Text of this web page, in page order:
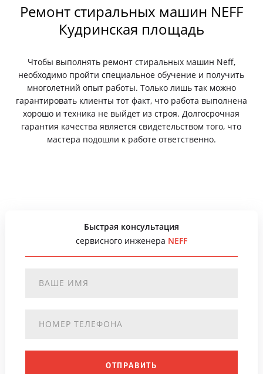
Ремонт стиральных машин NEFF
Кудринская площадь
Чтобы выполнять ремонт стиральных машин Neff,
необходимо пройти специальное обучение и получить
многолетний опыт работы. Только лишь так можно
гарантировать клиенты тот факт, что работа выполнена
хорошо и техника не выйдет из строя. Долгосрочная
гарантия качества является свидетельством того, что
мастера подошли к работе ответственно.
Быстрая консультация
сервисного инженера NEFF
ОТПРАВИТЬ